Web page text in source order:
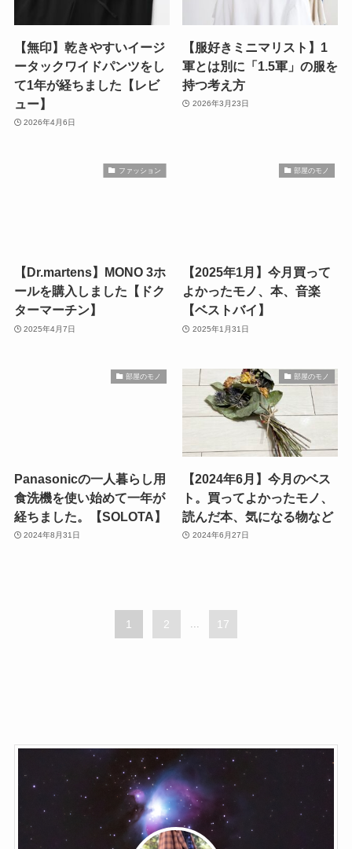
【無印】乾きやすいイージ
ータックワイドパンツをし
て1年が経ちました【レビ
ュー】
2026年4月6日
【服好きミニマリスト】1
軍とは別に「1.5軍」の服を
持つ考え方
2026年3月23日
ファッション
【Dr.martens】MONO 3ホ
ールを購入しました【ドク
ターマーチン】
2025年4月7日
部屋のモノ
【2025年1月】今月買って
よかったモノ、本、音楽
【ベストバイ】
2025年1月31日
部屋のモノ
Panasonicの一人暮らし用
食洗機を使い始めて一年が
経ちました。【SOLOTA】
2024年8月31日
部屋のモノ
【2024年6月】今月のベス
ト。買ってよかったモノ、
読んだ本、気になる物など
2024年6月27日
1 2 ... 17